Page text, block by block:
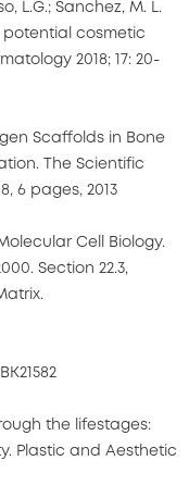
L.G.; Sanchez, M. L.
potential cosmetic
2018; 17: 20-
Scaffolds in Bone
The Scientific
6 pages, 2013
Cell Biology.
Section 22.3,
the lifestages:
Plastic and Aesthetic